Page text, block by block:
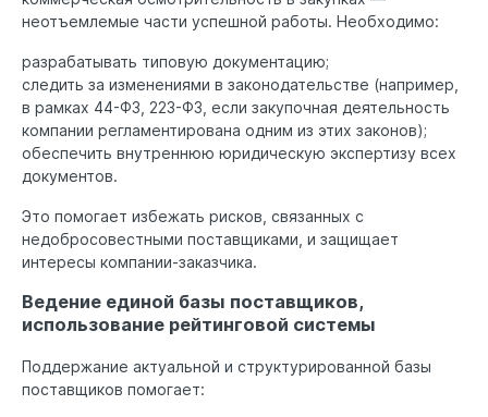
неотъемлемые части успешной работы. Необходимо:
разрабатывать типовую документацию;
следить за изменениями в законодательстве (например,
в рамках 44-ФЗ, 223-ФЗ, если закупочная деятельность
компании регламентирована одним из этих законов);
обеспечить внутреннюю юридическую экспертизу всех
документов.
Это помогает избежать рисков, связанных с
недобросовестными поставщиками, и защищает
интересы компании-заказчика.
Ведение единой базы поставщиков,
использование рейтинговой системы
Поддержание актуальной и структурированной базы
поставщиков помогает: